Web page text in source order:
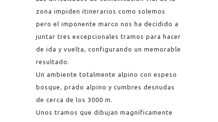
zona impiden itinerarios como solemos
pero el imponente marco nos ha decidido a
juntar tres excepcionales tramos para hacer
de ida y vuelta, configurando un memorable
resultado.
Un ambiente totalmente alpino con espeso
bosque, prado alpino y cumbres desnudas
de cerca de los 3000 m.
Unos tramos que dibujan magníficamente